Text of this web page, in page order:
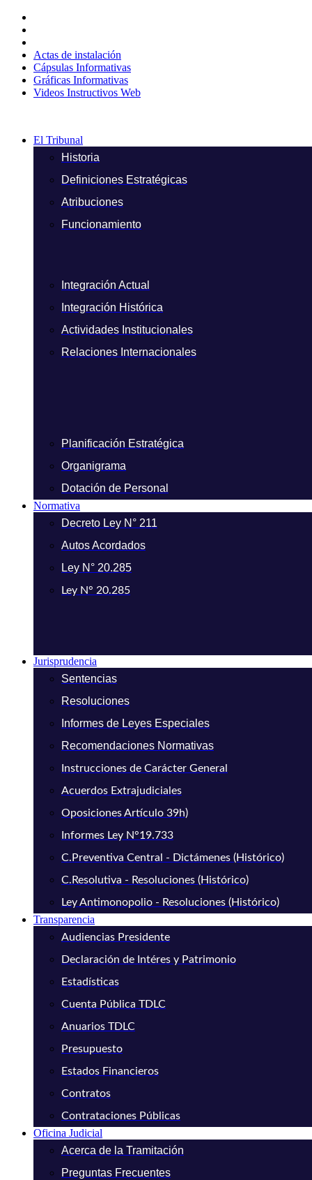
contenido
Actas de instalación
Cápsulas Informativas
Gráficas Informativas
Videos Instructivos Web
El Tribunal
Historia
Definiciones Estratégicas
Atribuciones
Funcionamiento
Integración Actual
Integración Histórica
Actividades Institucionales
Relaciones Internacionales
Planificación Estratégica
Organigrama
Dotación de Personal
Normativa
Decreto Ley N° 211
Autos Acordados
Ley N° 20.285
Ley N° 20.285
Jurisprudencia
Sentencias
Resoluciones
Informes de Leyes Especiales
Recomendaciones Normativas
Instrucciones de Carácter General
Acuerdos Extrajudiciales
Oposiciones Artículo 39h)
Informes Ley N°19.733
C.Preventiva Central - Dictámenes (Histórico)
C.Resolutiva - Resoluciones (Histórico)
Ley Antimonopolio - Resoluciones (Histórico)
Transparencia
Audiencias Presidente
Declaración de Intéres y Patrimonio
Estadísticas
Cuenta Pública TDLC
Anuarios TDLC
Presupuesto
Estados Financieros
Contratos
Contrataciones Públicas
Oficina Judicial
Acerca de la Tramitación
Preguntas Frecuentes